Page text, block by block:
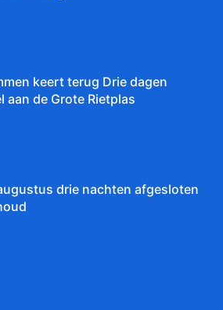
keert terug Drie dagen
aan de Grote Rietplas
drie nachten afgesloten